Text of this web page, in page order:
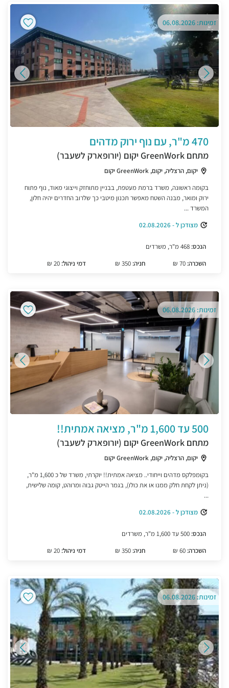
זמינות: 06.08.2026
470 מ"ר, עם נוף ירוק מדהים
מתחם GreenWork יקום (יורופארק לשעבר)
יקום, הרצליה, יקום, GreenWork יקום
בקומה ראשונה, משרד ברמת מעטפת, בבניין מתוחזק וייצוגי מאוד, נוף פתוח
ירוק ומואר, מבנה השטח מאפשר תכנון מיטבי כך שלרוב החדרים יהיה חלון,
המשרד ...
מצודכן ל - 02.08.2026
הנכס:
השכרה:
חניה: דמי ניהול: 20 ₪
זמינות: 06.08.2026
500 עד 1,600 מ"ר, מציאה אמתית!!
מתחם GreenWork יקום (יורופארק לשעבר)
יקום, הרצליה, יקום, GreenWork יקום
בקומפלקס מדהים וייחודי.. מציאה אמתית!! יוקרתי, משרד של כ 1,600 מ"ר,
(ניתן לקחת חלק ממנו או את כולו), בגמר הייטק גבוה ומרוהט, קומה שלישית,
...
מצודכן ל - 02.08.2026
הנכס:
השכרה:
חניה: דמי ניהול: 20 ₪
זמינות: 06.08.2026